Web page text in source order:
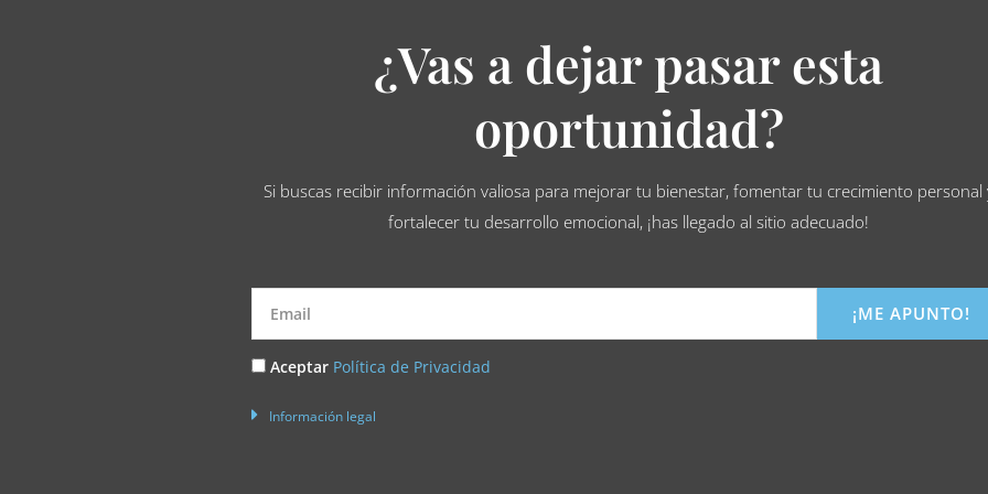
¿Vas a dejar pasar esta
oportunidad?
Si buscas recibir información valiosa para mejorar tu bienestar, fomentar tu crecimiento personal
fortalecer tu desarrollo emocional, ¡has llegado al sitio adecuado!
Email
Acepto
Aceptar Política de Privacidad
¡ME APUNTO!
Información legal